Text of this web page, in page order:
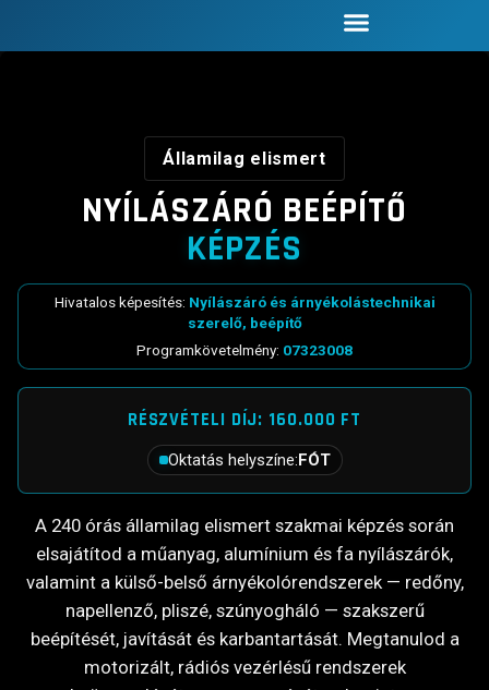
Államilag elismert
NYÍLÁSZÁRÓ BEÉPÍTŐ
KÉPZÉS
Hivatalos képesítés: Nyílászáró és árnyékolástechnikai
szerelő, beépítő
Programkövetelmény: 07323008
RÉSZVÉTELI DÍJ: 160.000 FT
Oktatás helyszíne:FÓT
A 240 órás államilag elismert szakmai képzés során
elsajátítod a műanyag, alumínium és fa nyílászárók,
valamint a külső-belső árnyékolórendszerek — redőny,
napellenző, pliszé, szúnyogháló — szakszerű
beépítését, javítását és karbantartását. Megtanulod a
motorizált, rádiós vezérlésű rendszerek